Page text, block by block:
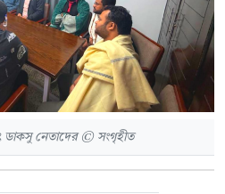
ডাকসু নেতাদের © সংগৃহীত